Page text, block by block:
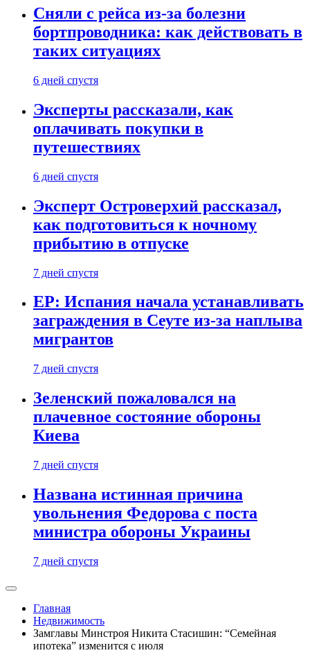
Сняли с рейса из-за болезни
бортпроводника: как действовать в
таких ситуациях
6 дней спустя
Эксперты рассказали, как
оплачивать покупки в
путешествиях
6 дней спустя
Эксперт Островерхий рассказал,
как подготовиться к ночному
прибытию в отпуске
7 дней спустя
EP: Испания начала устанавливать
заграждения в Сеуте из-за наплыва
мигрантов
7 дней спустя
Зеленский пожаловался на
плачевное состояние обороны
Киева
7 дней спустя
Названа истинная причина
увольнения Федорова с поста
министра обороны Украины
7 дней спустя
Главная
Недвижимость
Замглавы Минстроя Никита Стасишин: “Семейная
ипотека” изменится с июля